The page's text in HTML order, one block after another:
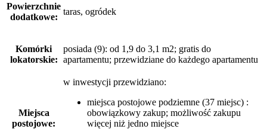
Powierzchnie
dodatkowe:
taras, ogródek
Komórki
lokatorskie:
posiada (9): od 1,9 do 3,1 m2; gratis do
apartamentu; przewidziane do każdego apartamentu
Miejsca
postojowe:
w inwestycji przewidziano:
miejsca postojowe podziemne (37 miejsc) :
obowiązkowy zakup; możliwość zakupu
więcej niż jedno miejsce